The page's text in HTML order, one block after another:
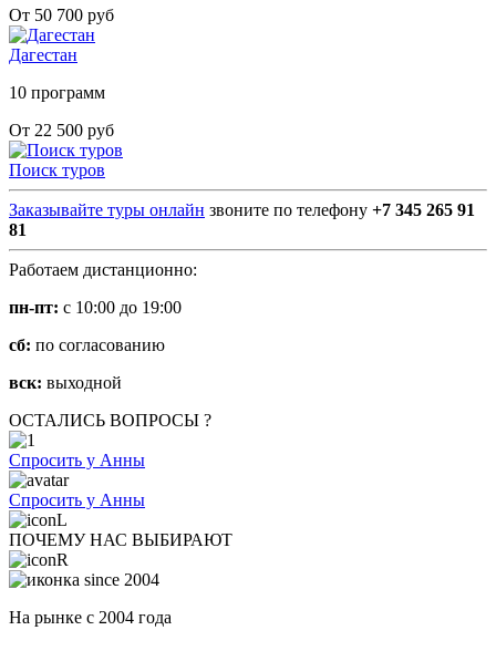
От 50 700 руб
Дагестан
10 программ
От 22 500 руб
Поиск туров
Заказывайте туры онлайн звоните по телефону +7 345 265 91
81
Работаем дистанционно:
пн-пт: с 10:00 до 19:00
сб: по согласованию
вск: выходной
ОСТАЛИСЬ ВОПРОСЫ ?
Спросить у Анны
Спросить у Анны
ПОЧЕМУ НАС ВЫБИРАЮТ
На рынке с 2004 года